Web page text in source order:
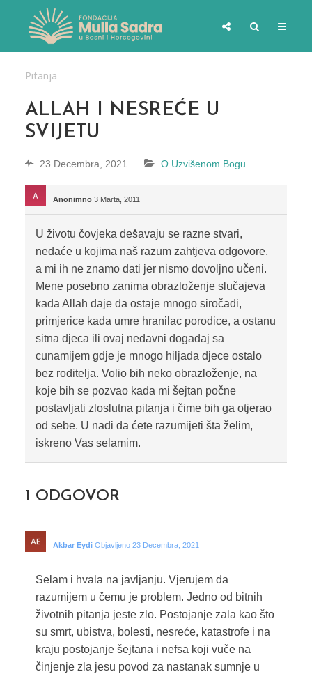
Pitanja
ALLAH I NESREĆE U
SVIJETU
23 Decembra, 2021 O Uzvišenom Bogu
Anonimno 3 Marta, 2011
U životu čovjeka dešavaju se razne stvari,
nedaće u kojima naš razum zahtjeva odgovore,
a mi ih ne znamo dati jer nismo dovoljno učeni.
Mene posebno zanima obrazloženje slučajeva
kada Allah daje da ostaje mnogo siročadi,
primjerice kada umre hranilac porodice, a ostanu
sitna djeca ili ovaj nedavni događaj sa
cunamijem gdje je mnogo hiljada djece ostalo
bez roditelja. Volio bih neko obrazloženje, na
koje bih se pozvao kada mi šejtan počne
postavljati zloslutna pitanja i čime bih ga otjerao
od sebe. U nadi da ćete razumijeti šta želim,
iskreno Vas selamim.
1 ODGOVOR
Akbar Eydi Objavljeno 23 Decembra, 2021
Selam i hvala na javljanju. Vjerujem da
razumijem u čemu je problem. Jedno od bitnih
životnih pitanja jeste zlo. Postojanje zala kao što
su smrt, ubistva, bolesti, nesreće, katastrofe i na
kraju postojanje šejtana i nefsa koji vuče na
činjenje zla jesu povod za nastanak sumnje u